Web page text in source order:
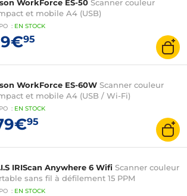
WorkForce ES-50 Scanner couleur
et mobile A4 (USB)
: EN STOCK
95
WorkForce ES-60W Scanner couleur
et mobile A4 (USB / Wi-Fi)
: EN STOCK
95
IRIScan Anywhere 6 Wifi Scanner couleur
sans fil à défilement 15 PPM
: EN STOCK